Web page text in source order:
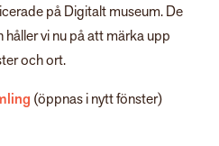
på Digitalt museum. De
vi nu på att märka upp
och ort.
(öppnas i nytt fönster)